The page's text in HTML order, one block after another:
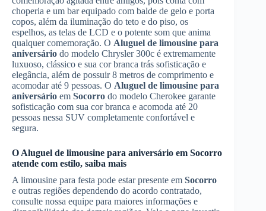
choperia e um bar equipado com balde de gelo e porta
copos, além da iluminação do teto e do piso, os
espelhos, as telas de LCD e o potente som que anima
qualquer comemoração. O Aluguel de limousine para
aniversário do modelo Chrysler 300c é extremamente
luxuoso, clássico e sua cor branca trás sofisticação e
elegância, além de possuir 8 metros de comprimento e
acomodar até 9 pessoas. O Aluguel de limousine para
aniversário em Socorro do modelo Cherokee garante
sofisticação com sua cor branca e acomoda até 20
pessoas nessa SUV completamente confortável e
segura.
O Aluguel de limousine para aniversário em Socorro
atende com estilo, saiba mais
A limousine para festa pode estar presente em Socorro
e outras regiões dependendo do acordo contratado,
consulte nossa equipe para maiores informações e